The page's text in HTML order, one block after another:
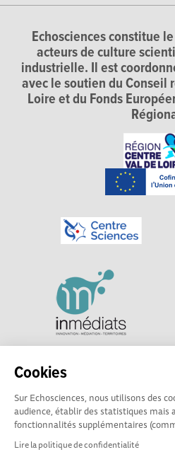
Cookies
Sur Echosciences, nous utilisons des
audience, établir des statistiques mais
fonctionnalités supplémentaires
Lire la politique de confidentialité
Echosciences constitue
acteurs de culture
industrielle. Il est
avec le soutien du Conseil
Loire et du Fonds
Explorer, s’exprimer, rentrer en
sciences et de technologies du
Centre•Sciences/ Contact :
sciences.fr